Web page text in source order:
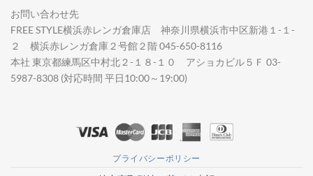
お問い合わせ先
FREE STYLE横浜赤レンガ倉庫店 神奈川県横浜市中区新港１-１-
２ 横浜赤レンガ倉庫２号館２階 045-650-8116
本社 東京都練馬区中村北２-１８-１０ アショカビル５Ｆ 03-
5987-8308 (対応時間 平日10:00～19:00)
プライバシーポリシー